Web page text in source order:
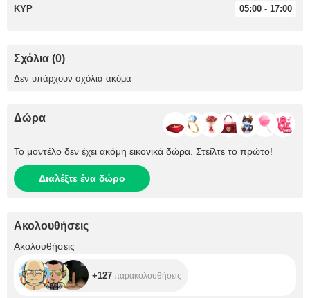
ΚΥΡ 05:00 - 17:00
Σχόλια (0)
Δεν υπάρχουν σχόλια ακόμα
Δώρα
Το μοντέλο δεν έχει ακόμη εικονικά δώρα. Στείλτε το πρώτο!
Διαλέξτε ένα δώρο
Ακολουθήσεις
Ακολουθήσεις
+127 παρακολουθήσεις